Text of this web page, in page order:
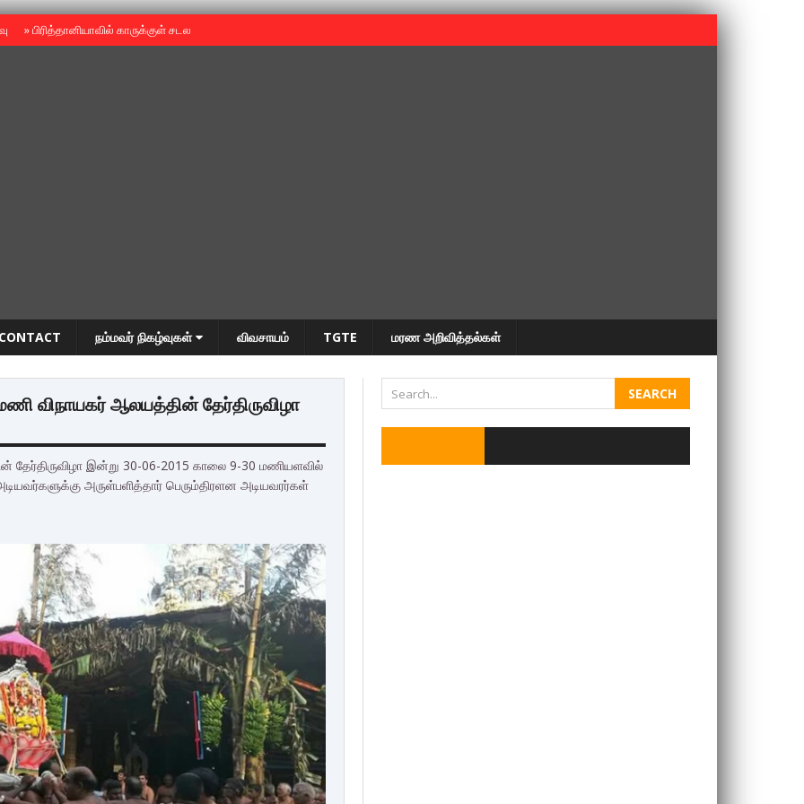
»பிரித்தானியாவில் காருக்குள் சடலம் -தமிழருடையதா ?
CONTACT நம்மவர் நிகழ்வுகள் விவசாயம் TGTE மரண அறிவித்தல்கள்
விநாயகர் ஆலயத்தின் தேர்திருவிழா
தேர்திருவிழா இன்று 30-06-2015 காலை 9-30 மணியளவில்
அருள்பளித்தார் பெரும்திரளன அடியவரர்கள்